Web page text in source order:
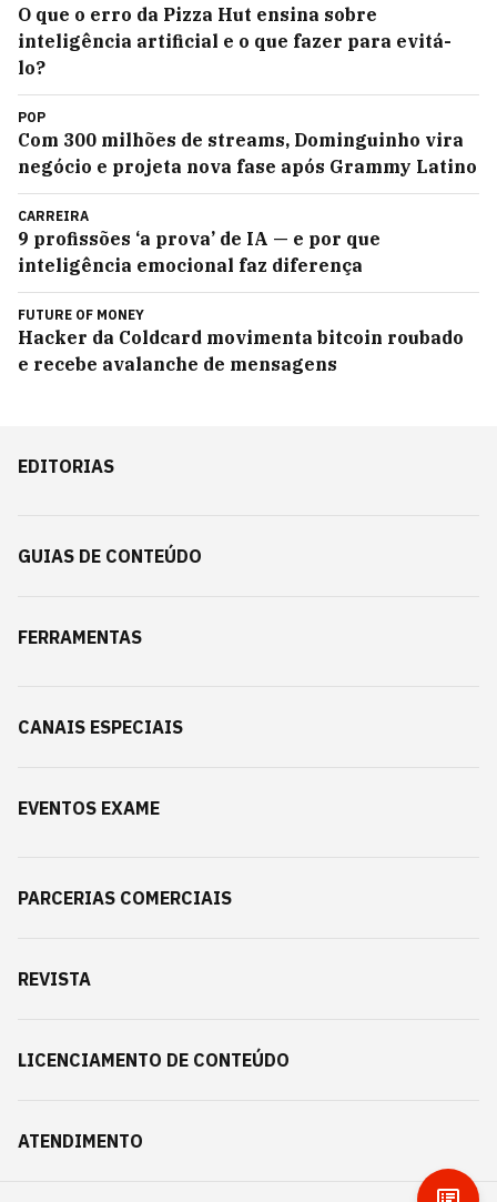
O que o erro da Pizza Hut ensina sobre
inteligência artificial e o que fazer para evitá-
lo?
POP
Com 300 milhões de streams, Dominguinho vira
negócio e projeta nova fase após Grammy Latino
CARREIRA
9 profissões ‘a prova’ de IA — e por que
inteligência emocional faz diferença
FUTURE OF MONEY
Hacker da Coldcard movimenta bitcoin roubado
e recebe avalanche de mensagens
EDITORIAS
GUIAS DE CONTEÚDO
FERRAMENTAS
CANAIS ESPECIAIS
EVENTOS EXAME
PARCERIAS COMERCIAIS
REVISTA
LICENCIAMENTO DE CONTEÚDO
ATENDIMENTO